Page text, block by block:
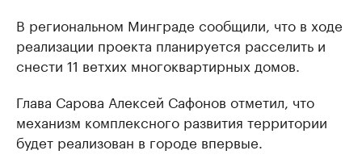
В региональном Минграде сообщили, что в ходе
реализации проекта планируется расселить и
снести 11 ветхих многоквартирных домов.
Глава Сарова Алексей Сафонов отметил, что
механизм комплексного развития территории
будет реализован в городе впервые.